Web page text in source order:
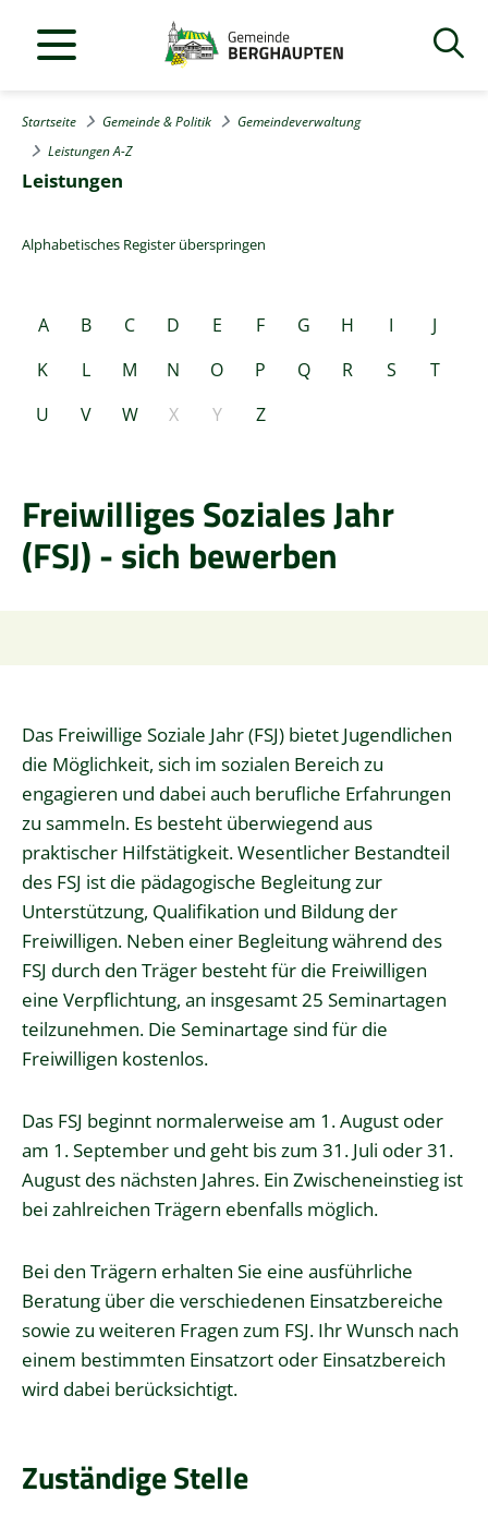
Startseite Gemeinde & Politik
Gemeindeverwaltung
Leistungen A-Z
Leistungen
Alphabetisches Register überspringen
A B C D E F G H I
J
K
L M N O P Q R S
T
U
V W X Y Z
Freiwilliges Soziales Jahr
(FSJ) - sich bewerben
Das Freiwillige Soziale Jahr (FSJ) bietet Jugendlichen
die Möglichkeit, sich im sozialen Bereich zu
engagieren und dabei auch berufliche Erfahrungen
zu sammeln. Es besteht überwiegend aus
praktischer Hilfstätigkeit. Wesentlicher Bestandteil
des FSJ ist die pädagogische Begleitung zur
Unterstützung, Qualifikation und Bildung der
Freiwilligen. Neben einer Begleitung während des
FSJ durch den Träger besteht für die Freiwilligen
eine Verpflichtung, an insgesamt 25 Seminartagen
teilzunehmen. Die Seminartage sind für die
Freiwilligen kostenlos.
Das FSJ beginnt normalerweise am 1. August oder
am 1. September und geht bis zum 31. Juli oder 31.
August des nächsten Jahres. Ein Zwischeneinstieg ist
bei zahlreichen Trägern ebenfalls möglich.
Bei den Trägern erhalten Sie eine ausführliche
Beratung über die verschiedenen Einsatzbereiche
sowie zu weiteren Fragen zum FSJ. Ihr Wunsch nach
einem bestimmten Einsatzort oder Einsatzbereich
wird dabei berücksichtigt.
Zuständige Stelle